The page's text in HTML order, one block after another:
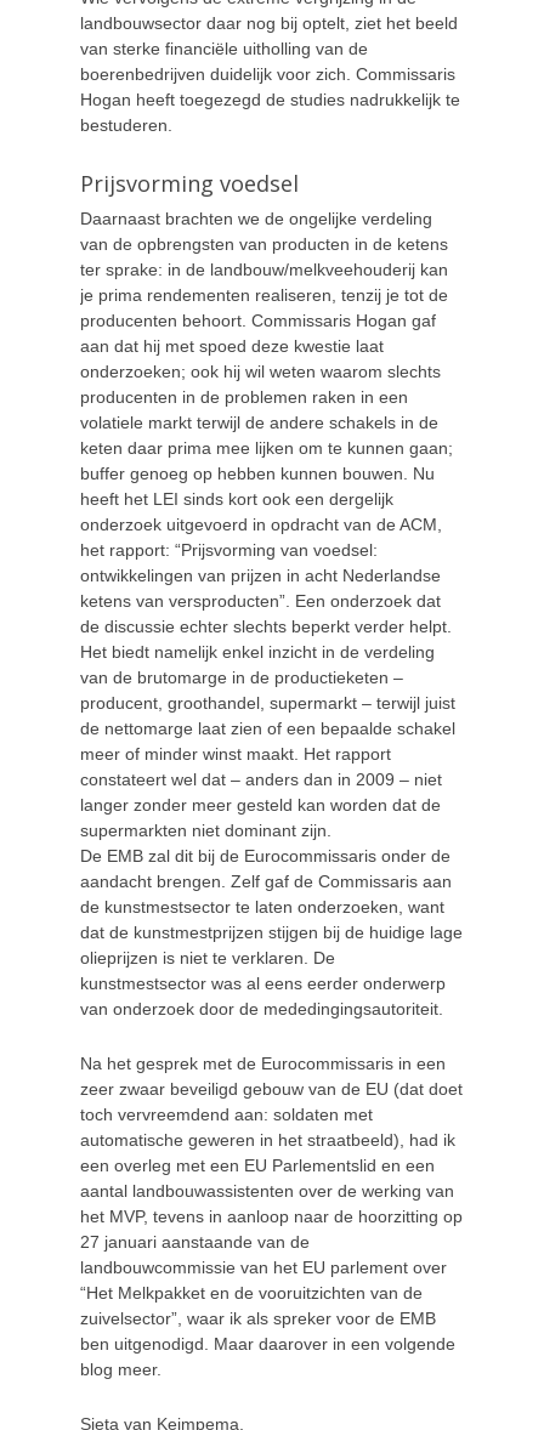
landbouwsector daar nog bij optelt, ziet het beeld
van sterke financiële uitholling van de
boerenbedrijven duidelijk voor zich. Commissaris
Hogan heeft toegezegd de studies nadrukkelijk te
bestuderen.
Prijsvorming voedsel
Daarnaast brachten we de ongelijke verdeling
van de opbrengsten van producten in de ketens
ter sprake: in de landbouw/melkveehouderij kan
je prima rendementen realiseren, tenzij je tot de
producenten behoort. Commissaris Hogan gaf
aan dat hij met spoed deze kwestie laat
onderzoeken; ook hij wil weten waarom slechts
producenten in de problemen raken in een
volatiele markt terwijl de andere schakels in de
keten daar prima mee lijken om te kunnen gaan;
buffer genoeg op hebben kunnen bouwen. Nu
heeft het LEI sinds kort ook een dergelijk
onderzoek uitgevoerd in opdracht van de ACM,
het rapport: “Prijsvorming van voedsel:
ontwikkelingen van prijzen in acht Nederlandse
ketens van versproducten”. Een onderzoek dat
de discussie echter slechts beperkt verder helpt.
Het biedt namelijk enkel inzicht in de verdeling
van de brutomarge in de productieketen –
producent, groothandel, supermarkt – terwijl juist
de nettomarge laat zien of een bepaalde schakel
meer of minder winst maakt. Het rapport
constateert wel dat – anders dan in 2009 – niet
langer zonder meer gesteld kan worden dat de
supermarkten niet dominant zijn.
De EMB zal dit bij de Eurocommissaris onder de
aandacht brengen. Zelf gaf de Commissaris aan
de kunstmestsector te laten onderzoeken, want
dat de kunstmestprijzen stijgen bij de huidige lage
olieprijzen is niet te verklaren. De
kunstmestsector was al eens eerder onderwerp
van onderzoek door de mededingingsautoriteit.
Na het gesprek met de Eurocommissaris in een
zeer zwaar beveiligd gebouw van de EU (dat doet
toch vervreemdend aan: soldaten met
automatische geweren in het straatbeeld), had ik
een overleg met een EU Parlementslid en een
aantal landbouwassistenten over de werking van
het MVP, tevens in aanloop naar de hoorzitting op
27 januari aanstaande van de
landbouwcommissie van het EU parlement over
“Het Melkpakket en de vooruitzichten van de
zuivelsector”, waar ik als spreker voor de EMB
ben uitgenodigd. Maar daarover in een volgende
blog meer.
Sieta van Keimpema,